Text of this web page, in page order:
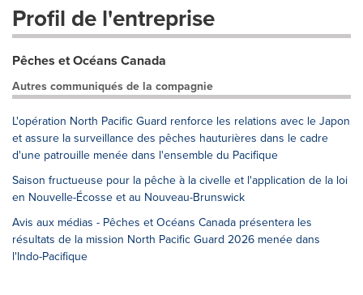
Profil de l'entreprise
Pêches et Océans Canada
Autres communiqués de la compagnie
L'opération North Pacific Guard renforce les relations avec le Japon
et assure la surveillance des pêches hauturières dans le cadre
d'une patrouille menée dans l'ensemble du Pacifique
Saison fructueuse pour la pêche à la civelle et l'application de la loi
en Nouvelle-Écosse et au Nouveau-Brunswick
Avis aux médias - Pêches et Océans Canada présentera les
résultats de la mission North Pacific Guard 2026 menée dans
l'Indo-Pacifique